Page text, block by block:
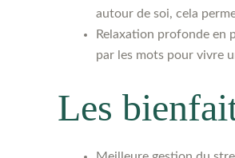
autour de soi, cela
Relaxation profonde en
par les mots pour vivre
Les